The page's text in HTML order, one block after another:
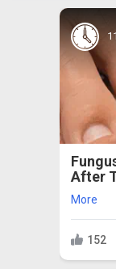
After
More
152